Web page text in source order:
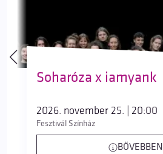
Soharóza x iamyank
2026. november 25. | 20:00
Fesztivál Színház
BŐVEBBEN